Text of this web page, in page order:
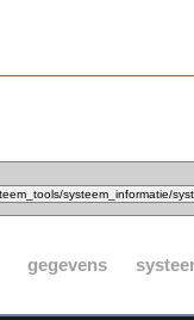
gegevens